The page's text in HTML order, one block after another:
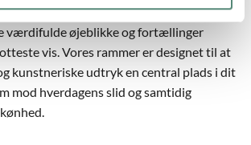
vores 40×50 rammer i både træ og
værdifulde øjeblikke og fortællinger
vis. Vores rammer er designet til at
kunstneriske udtryk en central plads i dit
mod hverdagens slid og samtidig